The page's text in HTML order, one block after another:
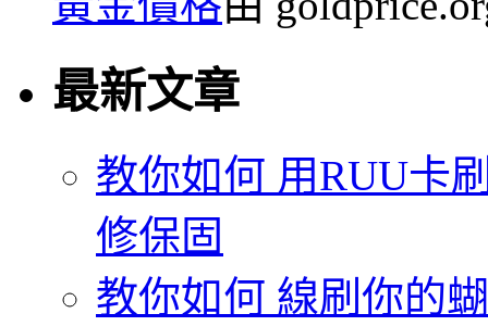
最新文章
教你如何 用RUU卡
修保固
教你如何 線刷你的